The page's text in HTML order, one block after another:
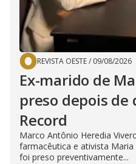
REVISTA OESTE/ 09/08/2026
Ex-marido de
preso depois
Record
Marco Antônio Heredia
farmacêutica e ativista
foi preso preventivamente...